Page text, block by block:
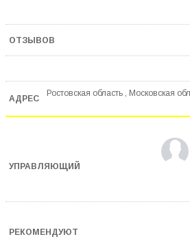
Ростовская область , Московская